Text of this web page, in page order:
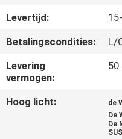
CONTACT
MET
ONS
OP
Levertijd:
Betalingscondities:
L/
Levering
vermogen:
50
Hoog licht: de
De
De